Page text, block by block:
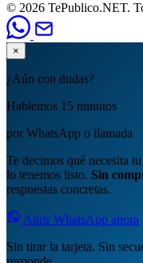
© 2026 TePublico.NET.
×
¿Aún con dudas?
Hablemos 15 minutos
por WhatsApp o llamada
Te decimos qué necesita
lo tenemos listo. Sin
respuestas concretas.
Abrir WhatsApp ahora
Sin tirar la tarjeta. Sin